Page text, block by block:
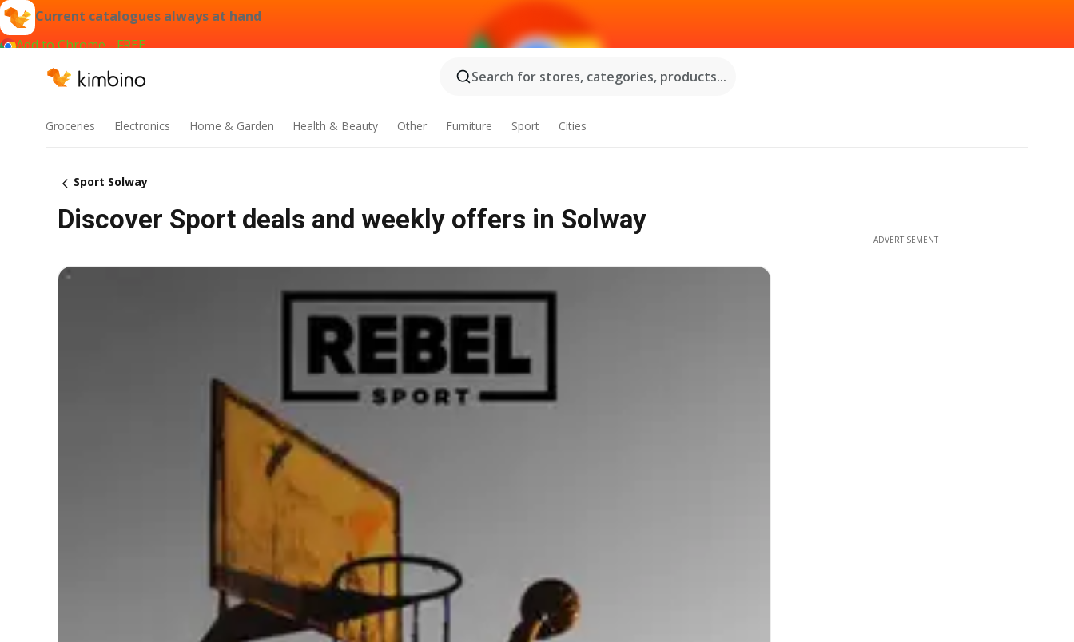
Current catalogues always at hand
Add to Chrome - FREE
Search for stores, categories, products...
Groceries Electronics Home & Garden Health & Beauty Other Furniture Sport Cities
Sport Solway
Discover Sport deals and weekly offers in Solway
ADVERTISEMENT